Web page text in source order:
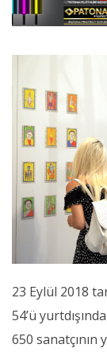
23 Eylül 2018
54’ü
650 sanatçının